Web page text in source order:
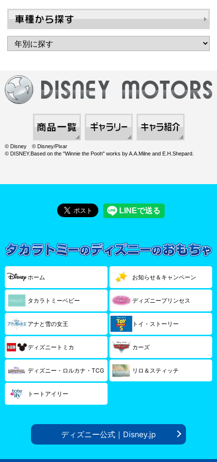
© Disney © Disney/Pixar
© DISNEY.Based on the "Winnie the Pooh" works by A.A.Milne and E.H.Shepard.
ホーム お知らせ＆キャンペーン
タカラトミーベビー ディズニープリンセス
アナと雪の女王 トイ・ストーリー
ディズニートミカ カーズ
ディズニー・ロルカナ・TCG リロ＆スティッチ
トートアイリー
ディズニー公式｜Disney.jp